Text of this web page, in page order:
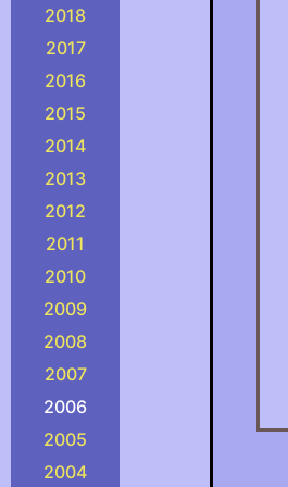
2018
2017
2016
2015
2014
2013
2012
2011
2010
2009
2008
2007
2006
2005
2004